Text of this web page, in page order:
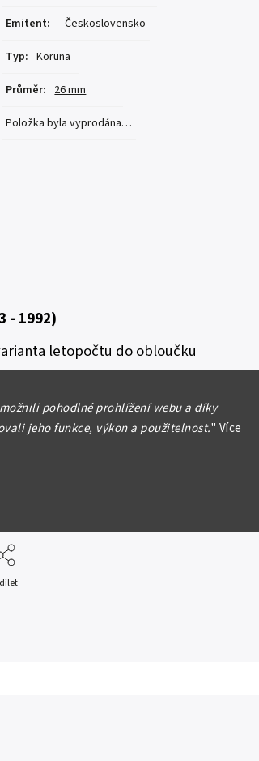
pohodlné prohlížení webu a díky
jeho funkce, výkon a použitelnost." Více
Emitent: Československo
Typ: Koruna
Průměr: 26 mm
Položka byla vyprodána…
- 1992)
letopočtu do obloučku
a konkrétní kus si můžete vybrat při